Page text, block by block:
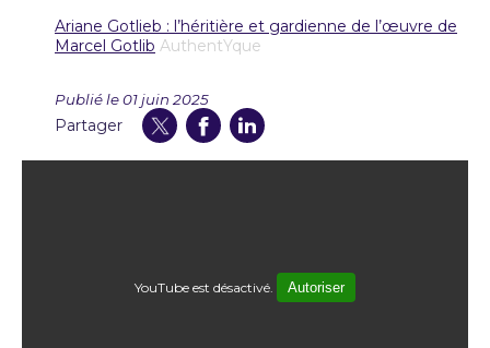
Ariane Gotlieb : l’héritière et gardienne de l’œuvre de
Marcel Gotlib AuthentYque
Publié le 01 juin 2025
Partager
YouTube est désactivé. Autoriser